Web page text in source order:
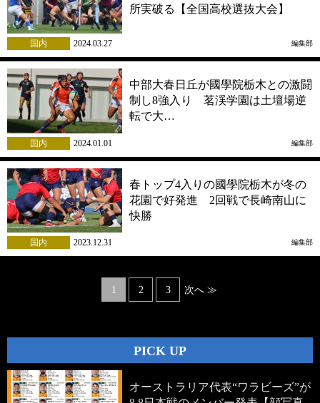
所実破る【全国高校選抜大会】
国内 2024.03.27 編集部
中部大春日丘が國學院栃木との激闘
制し8強入り 茗渓学園は土壇場逆
転で大…
国内 2024.01.01 編集部
春トップ4入りの國學院栃木が冬の
花園で好発進 2回戦で長崎南山に
快勝
国内 2023.12.31 編集部
1 2 3 次へ ≫
PICK UP
オーストラリア代表“ワラビーズ”が